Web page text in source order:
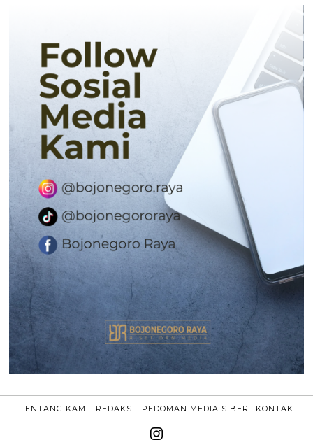
TENTANG KAMI REDAKSI PEDOMAN MEDIA SIBER KONTAK